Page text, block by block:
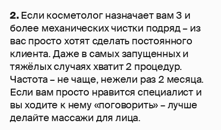
2. Если косметолог назначает вам 3 и
более механических чистки подряд – из
вас просто хотят сделать постоянного
клиента. Даже в самых запущенных и
тяжёлых случаях хватит 2 процедур.
Частота – не чаще, нежели раз 2 месяца.
Если вам просто нравится специалист и
вы ходите к нему «поговорить» – лучше
делайте массажи для лица.